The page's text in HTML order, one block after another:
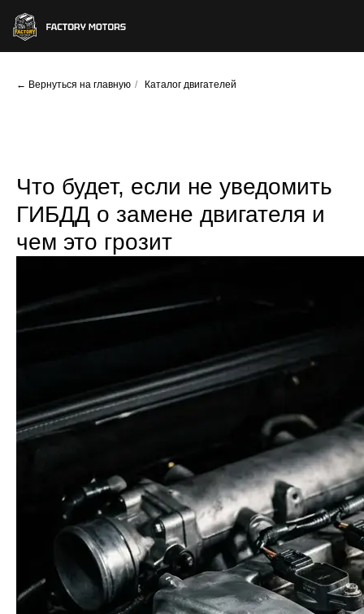
← Вернуться на главную / Каталог двигателей
Что будет, если не уведомить
ГИБДД о замене двигателя и
чем это грозит